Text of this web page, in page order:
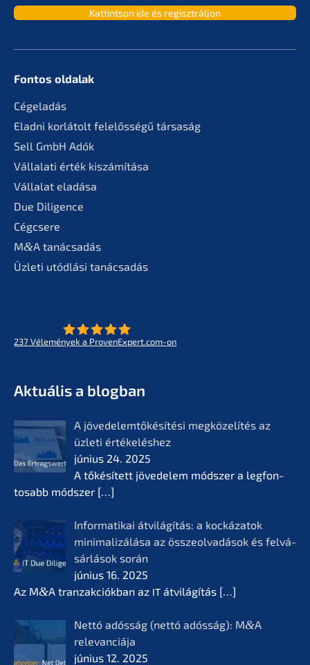
Kattint­son ide és regisztráljon
Fontos oldalak
Cégela­dás
Eladni korlá­tolt felelős­sé­gű társaság
Sell GmbH Adók
Vállala­ti érték kiszámítása
Válla­lat eladása
Due Diligence
Cégcse­re
M&A tanác­sa­dás
Üzleti utódlá­si tanácsadás
237 Vélemé­ny­ek a ProvenExpert.com-on
Aktuá­lis a blogban
A jövedelem­tőké­sí­té­si megkö­ze­lí­tés az
üzleti értékelés­hez
június 24. 2025
A tőkésí­tett jövede­lem módszer a legfon­
tosabb módszer […]
Infor­ma­ti­kai átvilá­gí­tás: a kocká­z­a­tok
minima­li­zá­lá­sa az összeol­va­dá­sok és felvá­
sár­lá­sok során
június 16. 2025
Az M&A tranzak­ciók­ban az IT átvilá­gí­tás […]
Nettó adósság (nettó adósság): M&A
relevan­ciá­ja
június 12. 2025